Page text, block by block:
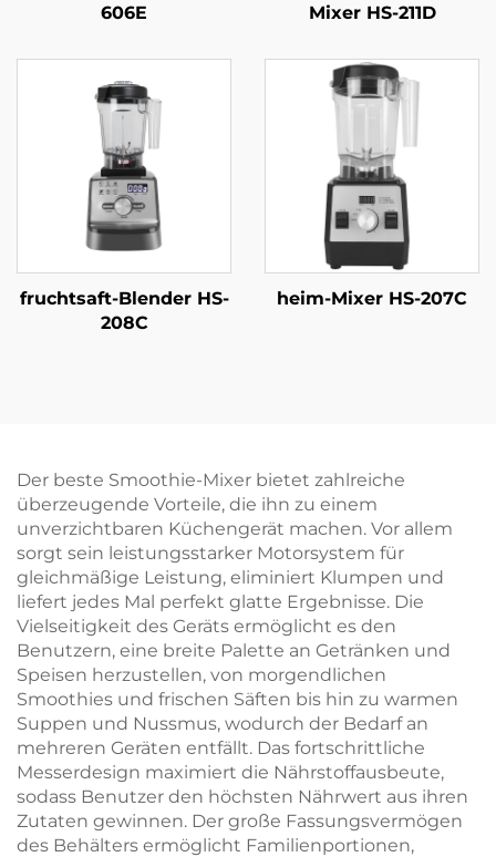
606E
Mixer HS-211D
fruchtsaft-Blender HS-
208C
heim-Mixer HS-207C
Der beste Smoothie-Mixer bietet zahlreiche
überzeugende Vorteile, die ihn zu einem
unverzichtbaren Küchengerät machen. Vor allem
sorgt sein leistungsstarker Motorsystem für
gleichmäßige Leistung, eliminiert Klumpen und
liefert jedes Mal perfekt glatte Ergebnisse. Die
Vielseitigkeit des Geräts ermöglicht es den
Benutzern, eine breite Palette an Getränken und
Speisen herzustellen, von morgendlichen
Smoothies und frischen Säften bis hin zu warmen
Suppen und Nussmus, wodurch der Bedarf an
mehreren Geräten entfällt. Das fortschrittliche
Messerdesign maximiert die Nährstoffausbeute,
sodass Benutzer den höchsten Nährwert aus ihren
Zutaten gewinnen. Der große Fassungsvermögen
des Behälters ermöglicht Familienportionen,